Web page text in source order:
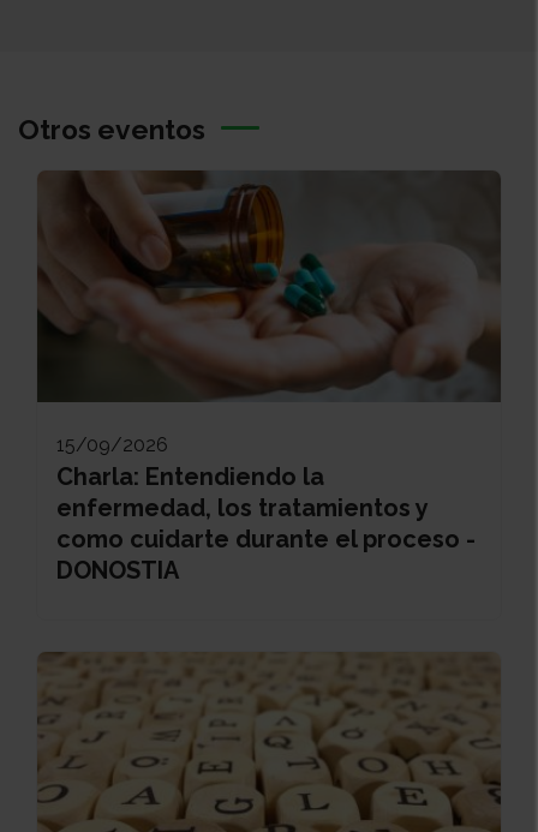
Otros eventos
15/09/2026
Charla: Entendiendo la
enfermedad, los tratamientos y
como cuidarte durante el proceso -
DONOSTIA